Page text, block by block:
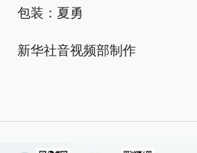
包装：夏勇
新华社音视频部制作